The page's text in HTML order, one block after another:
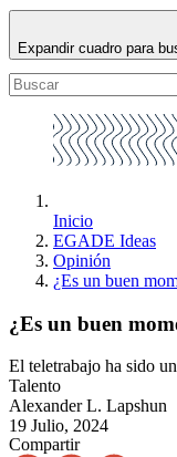
Expandir cuadro para
Inicio
EGADE Ideas
Opinión
¿Es un buen
¿Es un buen
El teletrabajo ha sido
Talento
Alexander L. Lapshun
19 Julio, 2024
Compartir